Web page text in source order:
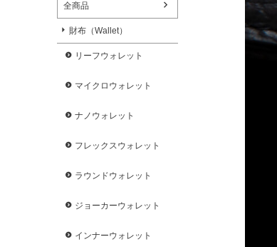
全商品
財布（Wallet）
リーフウォレット
マイクロウォレット
ナノウォレット
フレックスウォレット
ラウンドウォレット
ジョーカーウォレット
インナーウォレット